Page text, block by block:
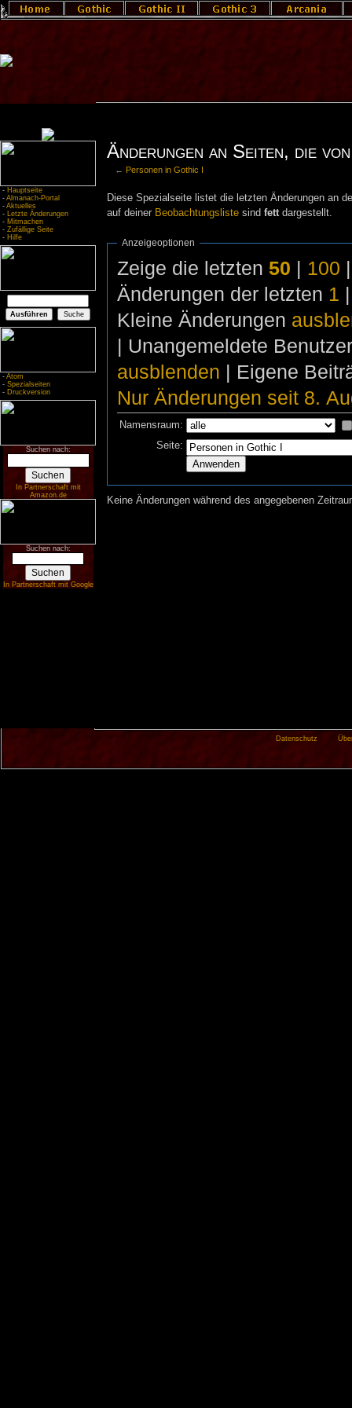
- Hauptseite
- Almanach-Portal
- Aktuelles
- Letzte Änderungen
- Mitmachen
- Zufällige Seite
- Hilfe
- Atom
- Spezialseiten
- Druckversion
Suchen nach:
In Partnerschaft mit
Amazon.de
Suchen nach:
In Partnerschaft mit Google
Änderungen an Seiten, die
← Personen in Gothic I
Diese Spezialseite listet die letzten Änderungen an
auf deiner Beobachtungslistesind fettdargestellt.
Anzeigeoptionen
Zeige die letzten 50 | 100
Änderungen der letzten 1
Kleine Änderungen
| Unangemeldete
ausblenden | Eigene
Nur Änderungen seit 8.
Namensraum:
Seite:
Keine Änderungen während des angegebenen
Datenschutz